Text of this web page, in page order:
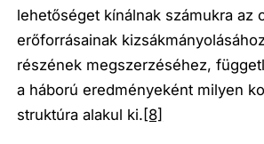
lehetőséget kínálnak számukra az
erőforrásainak
részének megszerzéséhez,
a háború eredményeként milyen
struktúra alakul ki. [8]